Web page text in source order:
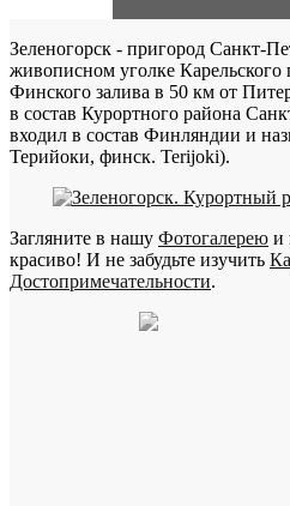
Зеленогорск - пригород Санкт-
живописном уголке Карельского
Финского залива в 50 км от
в состав Курортного района
входил в состав Финляндии и
Терийоки, финск. Terijoki).
Загляните в нашу Фотогалерею и
красиво! И не забудьте изучить
Достопримечательности.